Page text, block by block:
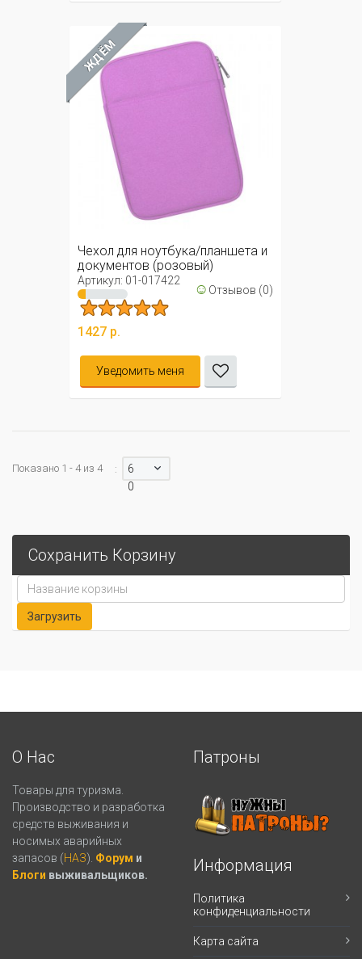
ЖДЁМ
Чехол для ноутбука/планшета и
документов (розовый)
Артикул: 01-017422 ☺ Отзывов (0)
1427 р.
Уведомить меня
Показано 1 - 4 из 4 :
6
0
Сохранить Корзину
О Нас
Товары для туризма.
Производство и разработка
средств выживания и
носимых аварийных
запасов (НАЗ). Форум и
Блоги выживальщиков.
Патроны
Информация
Политика
конфиденциальности
Карта сайта